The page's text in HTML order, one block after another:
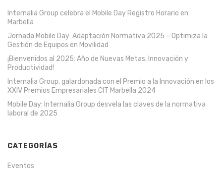
Internalia Group celebra el Mobile Day Registro Horario en
Marbella
Jornada Mobile Day: Adaptación Normativa 2025 – Optimiza la
Gestión de Equipos en Movilidad
¡Bienvenidos al 2025: Año de Nuevas Metas, Innovación y
Productividad!
Internalia Group, galardonada con el Premio a la Innovación en los
XXIV Premios Empresariales CIT Marbella 2024
Mobile Day: Internalia Group desvela las claves de la normativa
laboral de 2025
CATEGORÍAS
Eventos